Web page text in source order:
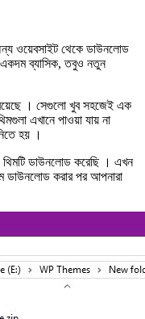
ওয়েবসাইট থেকে ডাউনলোড
একদম ব্যাসিক, তবুও নতুন
রয়েছে । সেগুলো খুব সহজেই এক
এখানে পাওয়া যায় না
হয় ।
ডাউনলোড করেছি । এখন
ডাউনলোড করার পর আপনারা